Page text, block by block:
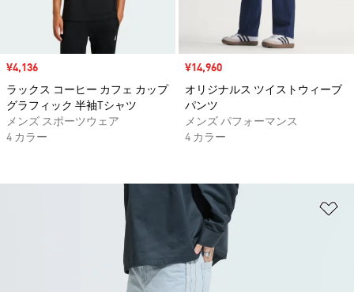
セール価格
¥4,136
ラックス コーヒー カフェ カップ
グラフィック 半袖Tシャツ
メンズ スポーツウェア
4 カラー
セール価格
¥14,960
オリジナルス ツイストウィーブ
パンツ
メンズ パフォーマンス
4 カラー